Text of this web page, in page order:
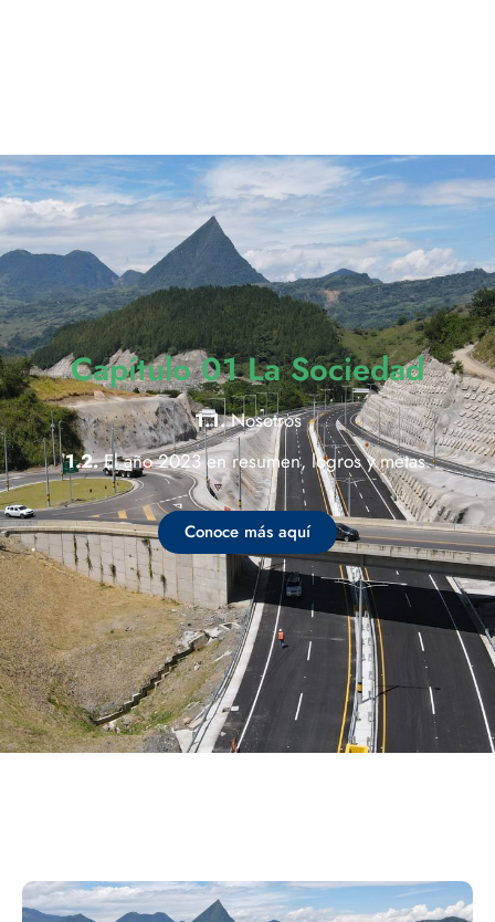
Capítulo 01 La Sociedad
1.1.Nosotros
1.2.El año 2023 en resumen, logros y metas.
Conoce más aquí